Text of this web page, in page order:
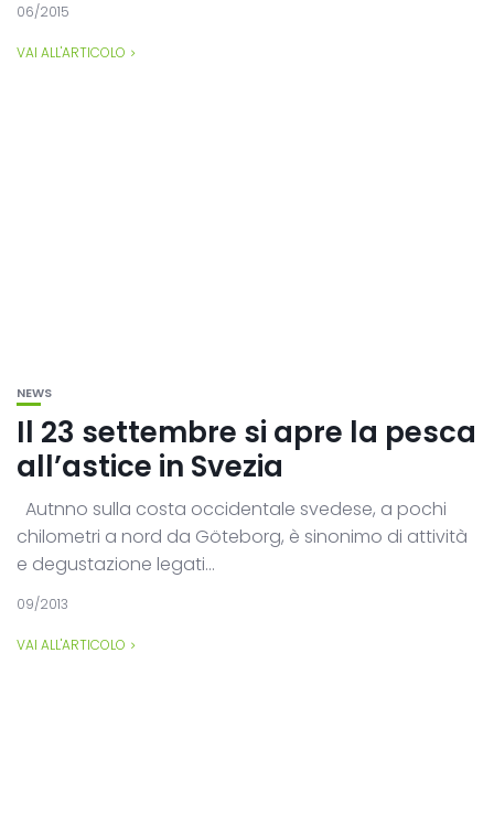
06/2015
VAI ALL'ARTICOLO
NEWS
Il 23 settembre si apre la pesca
all’astice in Svezia
Autnno sulla costa occidentale svedese, a pochi
chilometri a nord da Göteborg, è sinonimo di attività
e degustazione legati...
09/2013
VAI ALL'ARTICOLO